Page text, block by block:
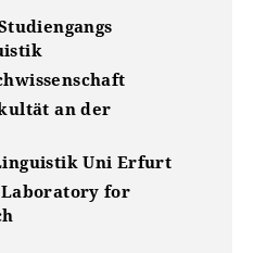
an der
Uni Erfurt
for